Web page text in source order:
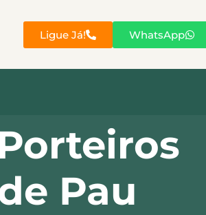
Ligue Já! WhatsApp
Pau